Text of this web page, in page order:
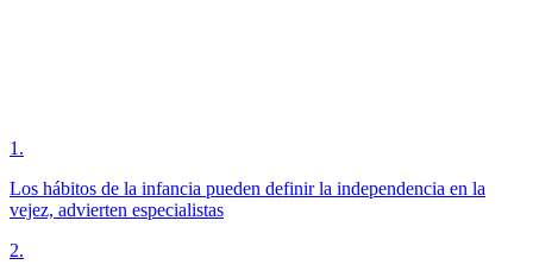
1 .
Los hábitos de la infancia pueden definir la independencia en la
vejez, advierten especialistas
2.